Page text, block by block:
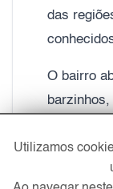
das
O bairro
das
poucos
Utilizamos